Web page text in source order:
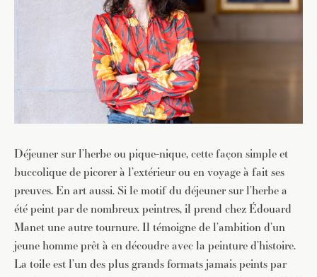
Déjeuner sur l’herbe ou pique-nique, cette façon simple et
buccolique de picorer à l’extérieur ou en voyage à fait ses
preuves. En art aussi. Si le motif du déjeuner sur l’herbe a
été peint par de nombreux peintres, il prend chez Édouard
Manet une autre tournure. Il témoigne de l’ambition d’un
jeune homme prêt à en découdre avec la peinture d’histoire.
La toile est l’un des plus grands formats jamais peints par